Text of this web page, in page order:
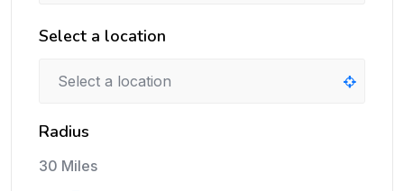
Select a location
Radius
30 Miles